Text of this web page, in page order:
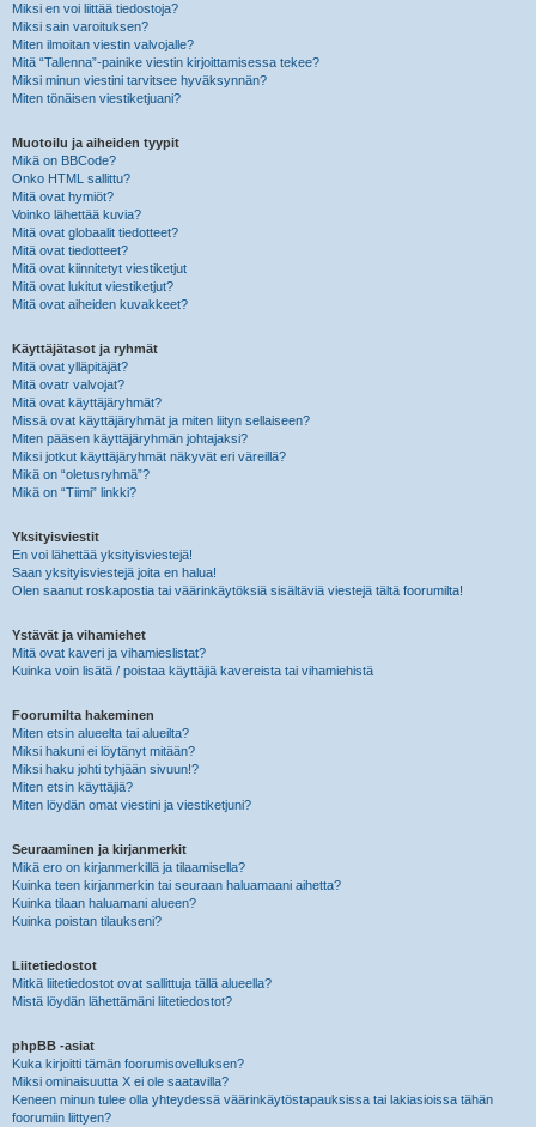
Miksi en voi liittää tiedostoja?
Miksi sain varoituksen?
Miten ilmoitan viestin valvojalle?
Mitä “Tallenna”-painike viestin kirjoittamisessa tekee?
Miksi minun viestini tarvitsee hyväksynnän?
Miten tönäisen viestiketjuani?
Muotoilu ja aiheiden tyypit
Mikä on BBCode?
Onko HTML sallittu?
Mitä ovat hymiöt?
Voinko lähettää kuvia?
Mitä ovat globaalit tiedotteet?
Mitä ovat tiedotteet?
Mitä ovat kiinnitetyt viestiketjut
Mitä ovat lukitut viestiketjut?
Mitä ovat aiheiden kuvakkeet?
Käyttäjätasot ja ryhmät
Mitä ovat ylläpitäjät?
Mitä ovatr valvojat?
Mitä ovat käyttäjäryhmät?
Missä ovat käyttäjäryhmät ja miten liityn sellaiseen?
Miten pääsen käyttäjäryhmän johtajaksi?
Miksi jotkut käyttäjäryhmät näkyvät eri väreillä?
Mikä on “oletusryhmä”?
Mikä on “Tiimi” linkki?
Yksityisviestit
En voi lähettää yksityisviestejä!
Saan yksityisviestejä joita en halua!
Olen saanut roskapostia tai väärinkäytöksiä sisältäviä viestejä tältä foorumilta!
Ystävät ja vihamiehet
Mitä ovat kaveri ja vihamieslistat?
Kuinka voin lisätä / poistaa käyttäjiä kavereista tai vihamiehistä
Foorumilta hakeminen
Miten etsin alueelta tai alueilta?
Miksi hakuni ei löytänyt mitään?
Miksi haku johti tyhjään sivuun!?
Miten etsin käyttäjiä?
Miten löydän omat viestini ja viestiketjuni?
Seuraaminen ja kirjanmerkit
Mikä ero on kirjanmerkillä ja tilaamisella?
Kuinka teen kirjanmerkin tai seuraan haluamaani aihetta?
Kuinka tilaan haluamani alueen?
Kuinka poistan tilaukseni?
Liitetiedostot
Mitkä liitetiedostot ovat sallittuja tällä alueella?
Mistä löydän lähettämäni liitetiedostot?
phpBB -asiat
Kuka kirjoitti tämän foorumisovelluksen?
Miksi ominaisuutta X ei ole saatavilla?
Keneen minun tulee olla yhteydessä väärinkäytöstapauksissa tai lakiasioissa tähän
foorumiin liittyen?